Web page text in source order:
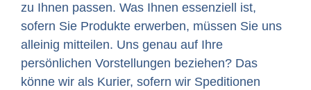
zu Ihnen passen. Was Ihnen essenziell ist,
sofern Sie Produkte erwerben, müssen Sie uns
alleinig mitteilen. Uns genau auf Ihre
persönlichen Vorstellungen beziehen? Das
könne wir als Kurier, sofern wir Speditionen